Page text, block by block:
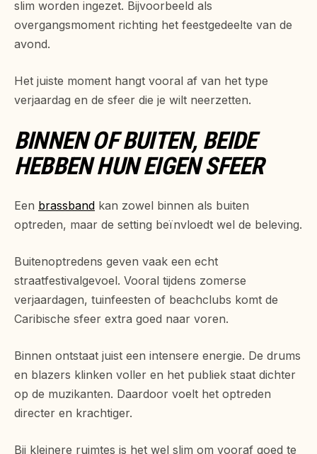
slim worden ingezet. Bijvoorbeeld als
overgangsmoment richting het feestgedeelte van de
avond.
Het juiste moment hangt vooral af van het type
verjaardag en de sfeer die je wilt neerzetten.
BINNEN OF BUITEN, BEIDE
HEBBEN HUN EIGEN SFEER
Een brassband kan zowel binnen als buiten
optreden, maar de setting beïnvloedt wel de beleving.
Buitenoptredens geven vaak een echt
straatfestivalgevoel. Vooral tijdens zomerse
verjaardagen, tuinfeesten of beachclubs komt de
Caribische sfeer extra goed naar voren.
Binnen ontstaat juist een intensere energie. De drums
en blazers klinken voller en het publiek staat dichter
op de muzikanten. Daardoor voelt het optreden
directer en krachtiger.
Bij kleinere ruimtes is het wel slim om vooraf goed te